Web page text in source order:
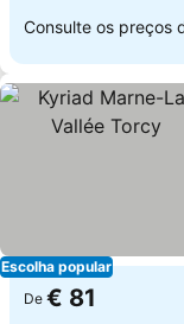
Consulte os preços
Escolha popular
De € 81